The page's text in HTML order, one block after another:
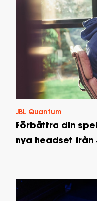
JBL Quantum
Förbättra din
nya headset från